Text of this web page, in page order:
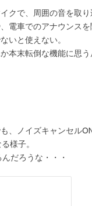
クで、周囲の音を取
電車でのアナウンス
いと使えない。
本末転倒な機能に思う
、ノイズキャンセル
様子。
だろうな・・・